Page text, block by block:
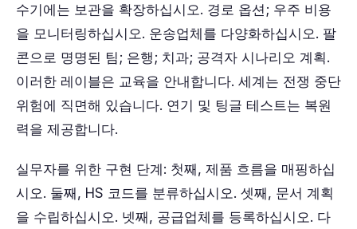
수기에는 보관을 확장하십시오. 경로 옵션; 우주 비용
을 모니터링하십시오. 운송업체를 다양화하십시오. 팔
콘으로 명명된 팀; 은행; 치과; 공격자 시나리오 계획.
이러한 레이블은 교육을 안내합니다. 세계는 전쟁 중단
위험에 직면해 있습니다. 연기 및 팅글 테스트는 복원
력을 제공합니다.
실무자를 위한 구현 단계: 첫째, 제품 흐름을 매핑하십
시오. 둘째, HS 코드를 분류하십시오. 셋째, 문서 계획
을 수립하십시오. 넷째, 공급업체를 등록하십시오. 다